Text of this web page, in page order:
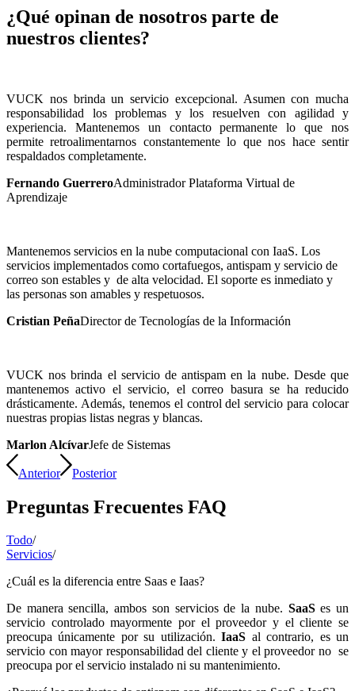
¿Qué opinan de nosotros parte de
nuestros clientes?
VUCK nos brinda un servicio excepcional. Asumen con mucha
responsabilidad los problemas y los resuelven con agilidad y
experiencia. Mantenemos un contacto permanente lo que nos
permite retroalimentarnos constantemente lo que nos hace sentir
respaldados completamente.
Fernando GuerreroAdministrador Plataforma Virtual de
Aprendizaje
Mantenemos servicios en la nube computacional con IaaS. Los
servicios implementados como cortafuegos, antispam y servicio de
correo son estables y de alta velocidad. El soporte es inmediato y
las personas son amables y respetuosos.
Cristian PeñaDirector de Tecnologías de la Información
VUCK nos brinda el servicio de antispam en la nube. Desde que
mantenemos activo el servicio, el correo basura se ha reducido
drásticamente. Además, tenemos el control del servicio para colocar
nuestras propias listas negras y blancas.
Marlon AlcívarJefe de Sistemas
Anterior Posterior
Preguntas Frecuentes FAQ
Todo/
Servicios/
¿Cuál es la diferencia entre Saas e Iaas?
De manera sencilla, ambos son servicios de la nube. SaaSes un
servicio controlado mayormente por el proveedor y el cliente se
preocupa únicamente por su utilización.IaaS al contrario, es un
servicio con mayor responsabilidad del cliente y el proveedor no se
preocupa por el servicio instalado ni su mantenimiento.